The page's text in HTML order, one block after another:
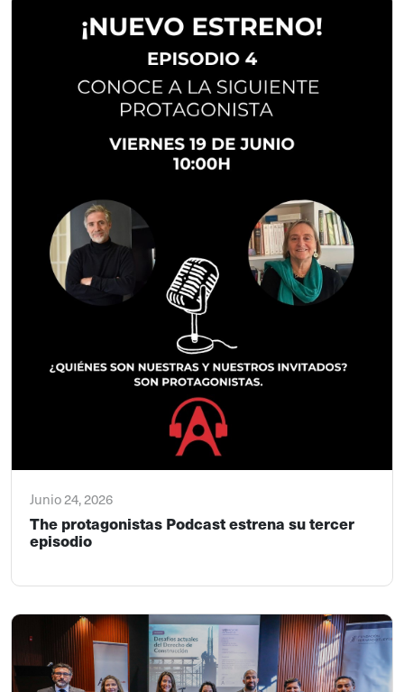
Junio 24, 2026
The protagonistas Podcast estrena su tercer
episodio